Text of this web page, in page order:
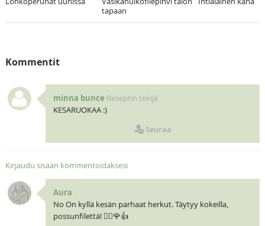
tapaan
Kommentit
minna bunce Reseptin tekijä
KESARUOKAA :)
Seuraa
Kirjaudu sisään kommentoidaksesi
Aura
No On kyllä kesän parhaat herkut. Täytyy kokeilla,
possunfilettä! 🧝‍♀️🌹👍